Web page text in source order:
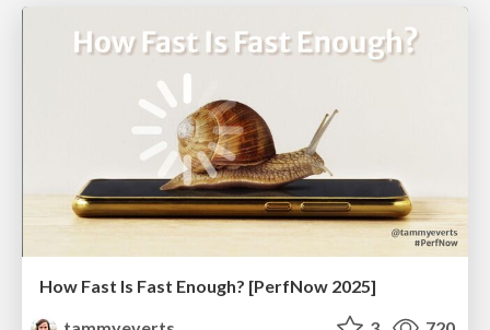
How Fast Is Fast Enough? [PerfNow 2025]